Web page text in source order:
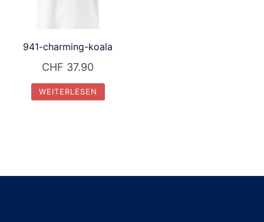
941-charming-koala
CHF 37.90
WEITERLESEN